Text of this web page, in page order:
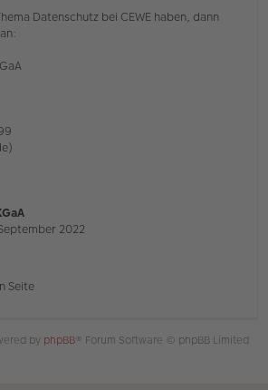
Datenschutz bei CEWE haben, dann
2022
Seite
by phpBB® Forum Software © phpBB Limited